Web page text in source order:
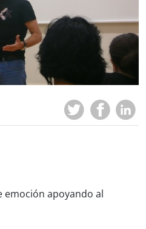
emoción apoyando al